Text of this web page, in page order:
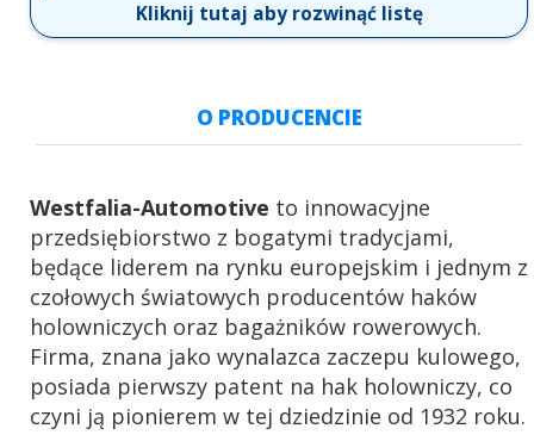
Kliknij tutaj aby rozwinąć listę
O PRODUCENCIE
Westfalia-Automotive to innowacyjne
przedsiębiorstwo z bogatymi tradycjami,
będące liderem na rynku europejskim i jednym z
czołowych światowych producentów haków
holowniczych oraz bagażników rowerowych.
Firma, znana jako wynalazca zaczepu kulowego,
posiada pierwszy patent na hak holowniczy, co
czyni ją pionierem w tej dziedzinie od 1932 roku.